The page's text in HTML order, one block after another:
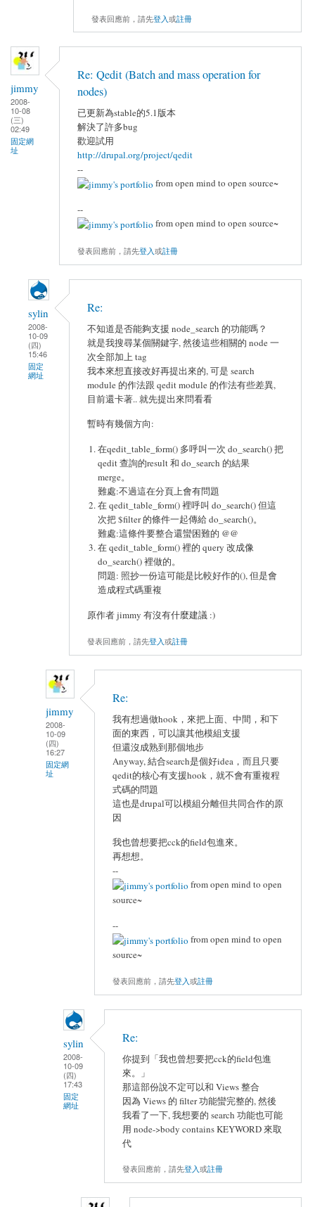
發表回應前，請先登入或註冊
jimmy
2008-
10-08
(三)
02:49
固定網
址
Re: Qedit (Batch and mass operation for
nodes)
已更新為stable的5.1版本
解決了許多bug
歡迎試用
http://drupal.org/project/qedit
--
from open mind to open source~
--
from open mind to open source~
發表回應前，請先登入或註冊
sylin
2008-
10-09
(四)
15:46
固定
網址
Re:
不知道是否能夠支援 node_search 的功能嗎？
就是我搜尋某個關鍵字, 然後這些相關的 node 一
次全部加上 tag
我本來想直接改好再提出來的, 可是 search
module 的作法跟 qedit module 的作法有些差異,
目前還卡著.. 就先提出來問看看
暫時有幾個方向:
在qedit_table_form() 多呼叫一次 do_search() 把
qedit 查詢的result 和 do_search 的結果
merge。
難處:不過這在分頁上會有問題
在 qedit_table_form() 裡呼叫 do_search() 但這
次把 $filter 的條件一起傳給 do_search()。
難處:這條件要整合還蠻困難的 @@
在 qedit_table_form() 裡的 query 改成像
do_search() 裡做的。
問題: 照抄一份這可能是比較好作的(), 但是會
造成程式碼重複
原作者 jimmy 有沒有什麼建議 :)
發表回應前，請先登入或註冊
jimmy
2008-
10-09
(四)
16:27
固定網
址
Re:
我有想過做hook，來把上面、中間，和下
面的東西，可以讓其他模組支援
但還沒成熟到那個地步
Anyway, 結合search是個好idea，而且只要
qedit的核心有支援hook，就不會有重複程
式碼的問題
這也是drupal可以模組分離但共同合作的原
因
我也曾想要把cck的field包進來。
再想想。
--
from open mind to open
source~
--
from open mind to open
source~
發表回應前，請先登入或註冊
sylin
2008-
10-09
(四)
17:43
固定
網址
Re:
你提到「我也曾想要把cck的field包進
來。」
那這部份說不定可以和 Views 整合
因為 Views 的 filter 功能蠻完整的, 然後
我看了一下, 我想要的 search 功能也可能
用 node->body contains KEYWORD 來取
代
發表回應前，請先登入或註冊